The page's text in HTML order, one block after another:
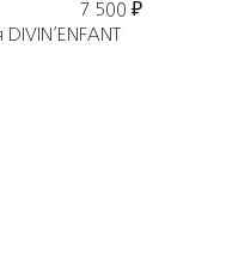
7 500 ₽